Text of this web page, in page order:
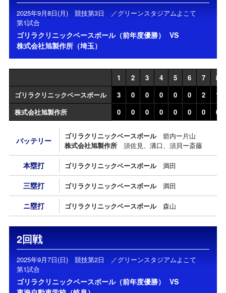
2025年9月8日(月) 競技第3日 ／グリーンスタジアムよこて
第1試合
ゴリラクリニックベースボール（前年度優勝）
VS
株式会社旭製作所（埼玉）
1 2 3 4 5 6 7
8
ゴリラクリニックベースボール
3 0 0 0 0 0 2
1
株式会社旭製作所
0 0 0 0 0 0 0 0
バッテリー ゴリラクリニックベースボール
箭内ー片山
株式会社旭製作所
須佐見、溝口、須貝ー斎藤
本塁打 ゴリラクリニックベースボール 満田
三塁打 ゴリラクリニックベースボール 満田
ニ塁打 ゴリラクリニックベースボール 森山
2回戦
2025年9月7日(日) 競技第2日 ／グリーンスタジアムよこて
第1試合
ゴリラクリニックベースボール（前年度優勝）
VS